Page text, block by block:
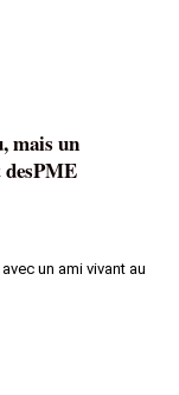
mais un
un ami vivant au